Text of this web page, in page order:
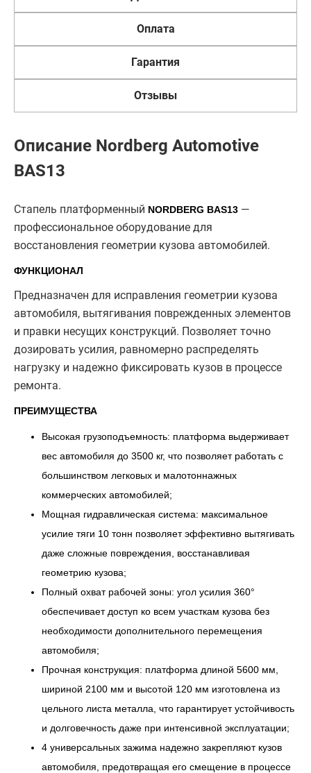
Оплата
Гарантия
Отзывы
Описание Nordberg Automotive
BAS13
Стапель платформенный NORDBERG BAS13 —
профессиональное оборудование для
восстановления геометрии кузова автомобилей.
ФУНКЦИОНАЛ
Предназначен для исправления геометрии кузова
автомобиля, вытягивания поврежденных элементов
и правки несущих конструкций. Позволяет точно
дозировать усилия, равномерно распределять
нагрузку и надежно фиксировать кузов в процессе
ремонта.
ПРЕИМУЩЕСТВА
Высокая грузоподъемность: платформа выдерживает
вес автомобиля до 3500 кг, что позволяет работать с
большинством легковых и малотоннажных
коммерческих автомобилей;
Мощная гидравлическая система: максимальное
усилие тяги 10 тонн позволяет эффективно вытягивать
даже сложные повреждения, восстанавливая
геометрию кузова;
Полный охват рабочей зоны: угол усилия 360°
обеспечивает доступ ко всем участкам кузова без
необходимости дополнительного перемещения
автомобиля;
Прочная конструкция: платформа длиной 5600 мм,
шириной 2100 мм и высотой 120 мм изготовлена из
цельного листа металла, что гарантирует устойчивость
и долговечность даже при интенсивной эксплуатации;
4 универсальных зажима надежно закрепляют кузов
автомобиля, предотвращая его смещение в процессе